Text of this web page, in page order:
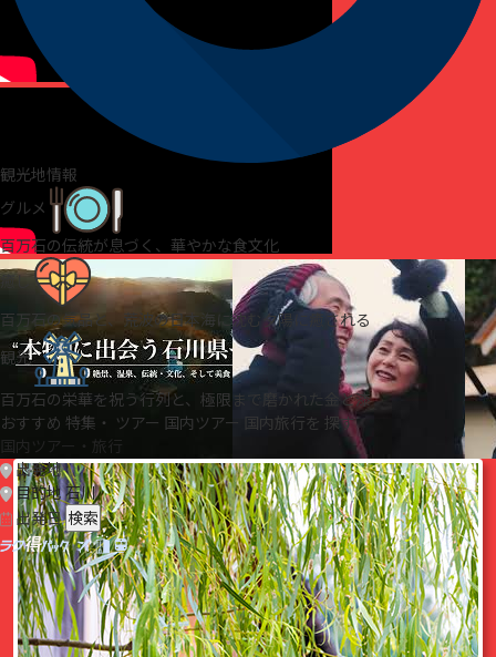
観光地情報
グルメ
百万石の伝統が息づく、華やかな食文化
癒し
百万石の気品と、荒波の日本海に沈む夕陽に癒される
観光
百万石の栄華を祝う行列と、極限まで磨かれた金と漆
おすすめ 特集・ ツアー 国内ツアー 国内旅行を 探す
国内ツアー・旅行
出発地
目的地石川
出発日 検索